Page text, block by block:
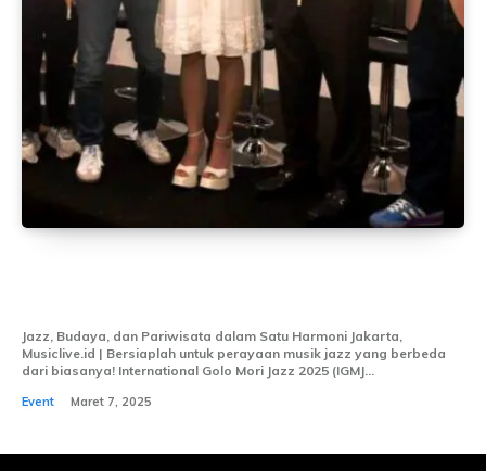
Jazz, Budaya, dan Pariwisata dalam Satu Harmoni Jakarta,
Musiclive.id | Bersiaplah untuk perayaan musik jazz yang berbeda
dari biasanya! International Golo Mori Jazz 2025 (IGMJ...
Event Maret 7, 2025